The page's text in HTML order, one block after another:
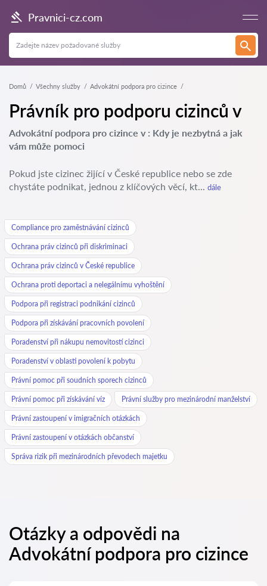
Pravnici-cz.com
Domů Všechny služby Advokátní podpora pro cizince
Právník pro podporu cizinců v
Advokátní podpora pro cizince v : Kdy je nezbytná a jak
vám může pomoci
Pokud jste cizinec žijící v České republice nebo se zde
chystáte podnikat, jednou z klíčových věcí, kt... dále
Compliance pro zaměstnávání cizinců
Ochrana práv cizinců při diskriminaci
Ochrana práv cizinců v České republice
Ochrana proti deportaci a nelegálnímu vyhoštění
Podpora při registraci podnikání cizinců
Podpora při získávání pracovních povolení
Poradenství při nákupu nemovitostí cizinci
Poradenství v oblasti povolení k pobytu
Právní pomoc při soudních sporech cizinců
Právní pomoc při získávání víz Právní služby pro mezinárodní manželství
Právní zastoupení v imigračních otázkách
Právní zastoupení v otázkách občanství
Správa rizik při mezinárodních převodech majetku
Otázky a odpovědi na
Advokátní podpora pro cizince